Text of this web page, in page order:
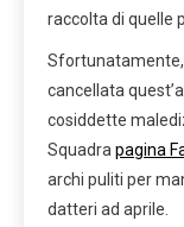
raccolta di quelle
Sfortunatamente,
cancellata
cosiddette
Squadra pagina
archi puliti per
datteri ad aprile.